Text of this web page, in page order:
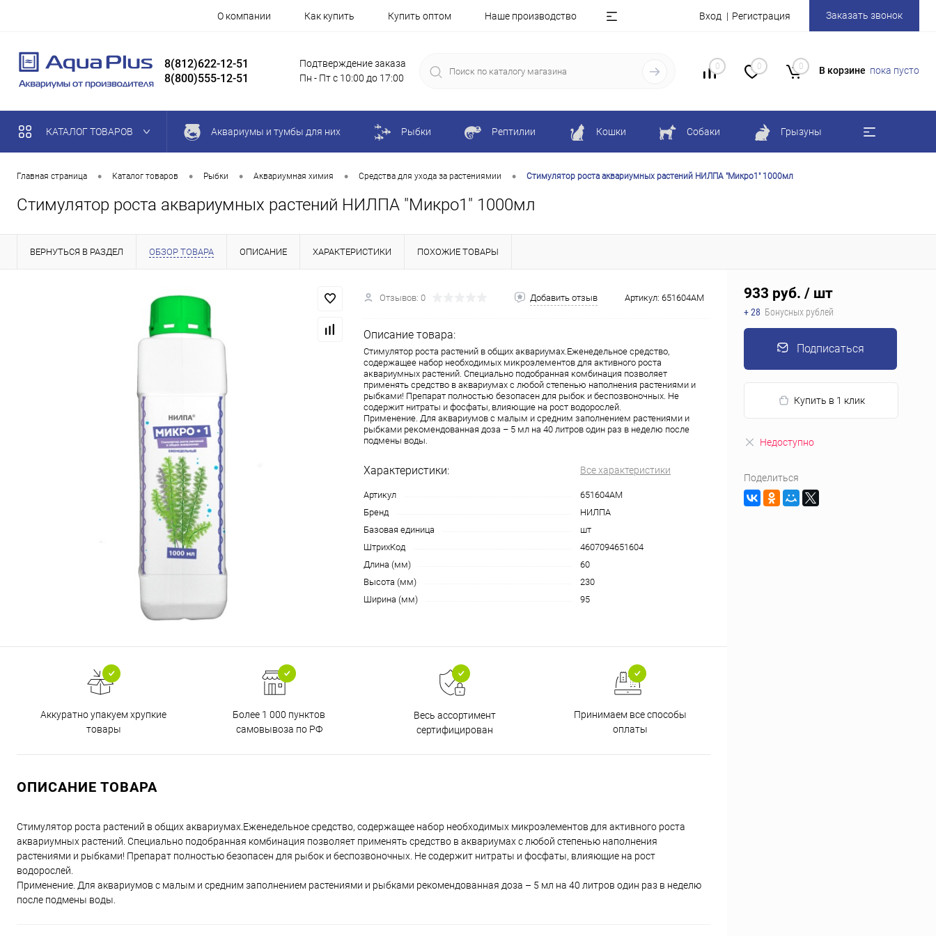
О компании Как купить Купить оптом Наше производство Вход Регистрация Заказать звонок
8(812)622-12-51
8(800)555-12-51
Подтверждение заказа
Пн - Пт с 10:00 до 17:00
0 0 0 В корзине пока пусто
КАТАЛОГ ТОВАРОВ Аквариумы и тумбы для них Рыбки Рептилии Кошки Собаки Грызуны
Главная страница • Каталог товаров • Рыбки • Аквариумная химия • Средства для ухода за растениямии • Стимулятор роста аквариумных растений НИЛПА "Микро1" 1000мл
Стимулятор роста аквариумных растений НИЛПА "Микро1" 1000мл
ВЕРНУТЬСЯ В РАЗДЕЛ ОБЗОР ТОВАРА ОПИСАНИЕ ХАРАКТЕРИСТИКИ ПОХОЖИЕ ТОВАРЫ
Отзывов: 0 Добавить отзыв Артикул: 651604АМ
Описание товара:
Стимулятор роста растений в общих аквариумах.Еженедельное средство,
содержащее набор необходимых микроэлементов для активного роста
аквариумных растений. Специально подобранная комбинация позволяет
применять средство в аквариумах с любой степенью наполнения растениями и
рыбками! Препарат полностью безопасен для рыбок и беспозвоночных. Не
содержит нитраты и фосфаты, влияющие на рост водорослей.
Применение. Для аквариумов с малым и средним заполнением растениями и
рыбками рекомендованная доза – 5 мл на 40 литров один раз в неделю после
подмены воды.
Характеристики: Все характеристики
Артикул
651604АМ
Бренд
НИЛПА
Базовая единица
шт
ШтрихКод
4607094651604
Длина (мм)
60
Высота (мм)
230
Ширина (мм)
95
Аккуратно упакуем хрупкие
товары
Более 1 000 пунктов
самовывоза по РФ
Весь ассортимент
сертифицирован
Принимаем все способы
оплаты
ОПИСАНИЕ ТОВАРА
Стимулятор роста растений в общих аквариумах.Еженедельное средство, содержащее набор необходимых микроэлементов для активного роста
аквариумных растений. Специально подобранная комбинация позволяет применять средство в аквариумах с любой степенью наполнения
растениями и рыбками! Препарат полностью безопасен для рыбок и беспозвоночных. Не содержит нитраты и фосфаты, влияющие на рост
водорослей.
Применение. Для аквариумов с малым и средним заполнением растениями и рыбками рекомендованная доза – 5 мл на 40 литров один раз в неделю
после подмены воды.
933 руб. / шт
+ 28 Бонусных рублей
Подписаться
Купить в 1 клик
Недоступно
Поделиться